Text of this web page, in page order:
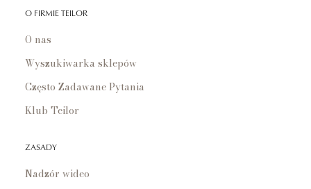
O FIRMIE TEILOR
O nas
Wyszukiwarka sklepów
Często Zadawane Pytania
Klub Teilor
ZASADY
Nadzór wideo